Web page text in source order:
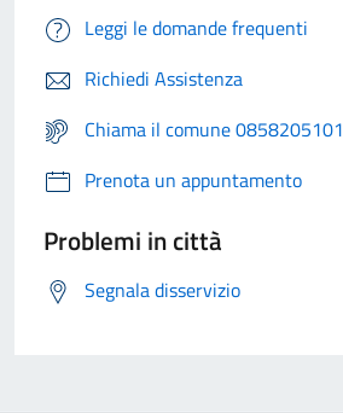
Leggi le domande frequenti
Richiedi Assistenza
Chiama il comune 0858205101
Prenota un appuntamento
Problemi in città
Segnala disservizio